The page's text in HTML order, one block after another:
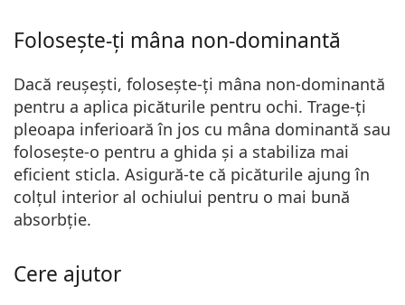
Folosește-ți mâna non-dominantă
Dacă reușești, folosește-ți mâna non-dominantă
pentru a aplica picăturile pentru ochi. Trage-ți
pleoapa inferioară în jos cu mâna dominantă sau
folosește-o pentru a ghida și a stabiliza mai
eficient sticla. Asigură-te că picăturile ajung în
colțul interior al ochiului pentru o mai bună
absorbție.
Cere ajutor